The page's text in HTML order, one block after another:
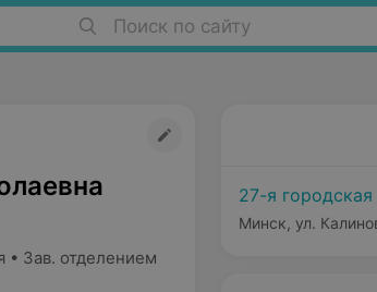
Поиск по сайту
Зав. отделением
27-я
Минск, ул.